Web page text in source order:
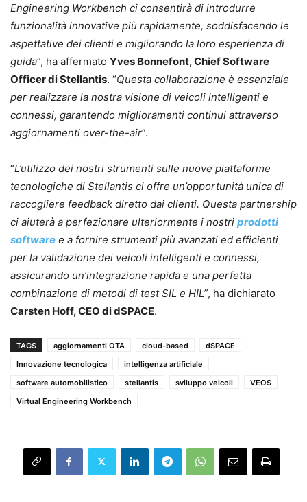
Engineering Workbench ci consentirà di introdurre
funzionalità innovative più rapidamente, soddisfacendo le
aspettative dei clienti e migliorando la loro esperienza di
guida”, ha affermato Yves Bonnefont, Chief Software
Officer di Stellantis. “Questa collaborazione è essenziale
per realizzare la nostra visione di veicoli intelligenti e
connessi, garantendo miglioramenti continui attraverso
aggiornamenti over-the-air”.
“L’utilizzo dei nostri strumenti sulle nuove piattaforme
tecnologiche di Stellantis ci offre un’opportunità unica di
raccogliere feedback diretto dai clienti. Questa partnership
ci aiuterà a perfezionare ulteriormente i nostri prodotti
software e a fornire strumenti più avanzati ed efficienti
per la validazione dei veicoli intelligenti e connessi,
assicurando un’integrazione rapida e una perfetta
combinazione di metodi di test SIL e HIL”, ha dichiarato
Carsten Hoff, CEO di dSPACE.
TAGS aggiornamenti OTA cloud-based
dSPACE
Innovazione tecnologica
intelligenza artificiale
software automobilistico
stellantis sviluppo veicoli
VEOS
Virtual Engineering Workbench